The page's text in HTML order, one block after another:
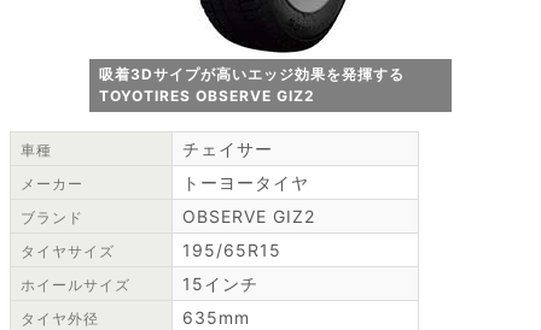
吸着3Dサイプが高いエッジ効果を発揮する
TOYOTIRES OBSERVE GIZ2
車種 チェイサー
メーカー トーヨータイヤ
ブランド OBSERVE GIZ2
タイヤサイズ 195/65R15
ホイールサイズ 15インチ
タイヤ外径 635mm